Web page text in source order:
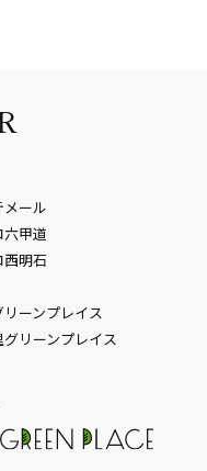
メール
六甲道
西明石
ーンプレイス
リーンプレイス